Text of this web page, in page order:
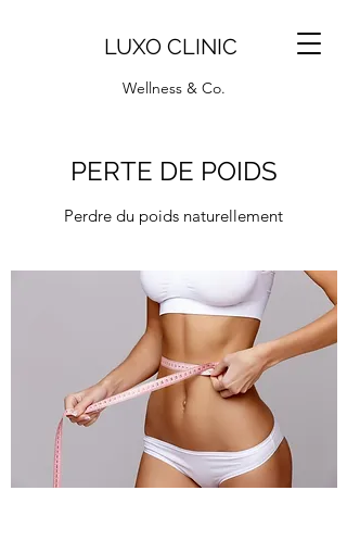
LUXO CLINIC
Wellness & Co.
PERTE DE POIDS
Perdre du poids naturellement